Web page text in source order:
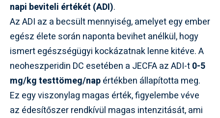
napi beviteli értékét (ADI).
Az ADI az a becsült mennyiség, amelyet egy ember
egész élete során naponta bevihet anélkül, hogy
ismert egészségügyi kockázatnak lenne kitéve. A
neoheszperidin DC esetében a JECFA az ADI-t0-5
mg/kg testtömeg/napértékben állapította meg.
Ez egy viszonylag magas érték, figyelembe véve
az édesítőszer rendkívül magas intenzitását, ami